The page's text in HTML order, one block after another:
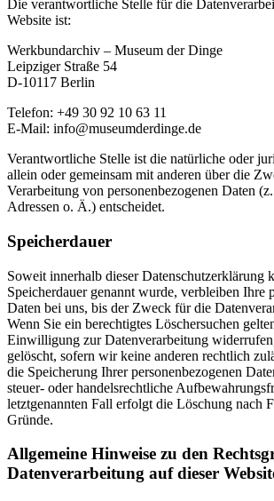
Die verantwortliche Stelle für die
Website ist:
Werkbundarchiv – Museum der Dinge
Leipziger Straße 54
D-10117 Berlin
Telefon: +49 30 92 10 63 11
E-Mail: info@museumderdinge.de
Verantwortliche Stelle ist die natürliche oder
allein oder gemeinsam mit anderen über die
Verarbeitung von personenbezogenen Daten
Adressen o. Ä.) entscheidet.
Speicherdauer
Soweit innerhalb dieser Datenschutzerklärung
Speicherdauer genannt wurde, verbleiben Ihre
Daten bei uns, bis der Zweck für die
Wenn Sie ein berechtigtes Löschersuchen
Einwilligung zur Datenverarbeitung
gelöscht, sofern wir keine anderen rechtlich
die Speicherung Ihrer personenbezogenen
steuer- oder handelsrechtliche
letztgenannten Fall erfolgt die Löschung nach
Gründe.
Allgemeine Hinweise zu den
Datenverarbeitung auf dieser